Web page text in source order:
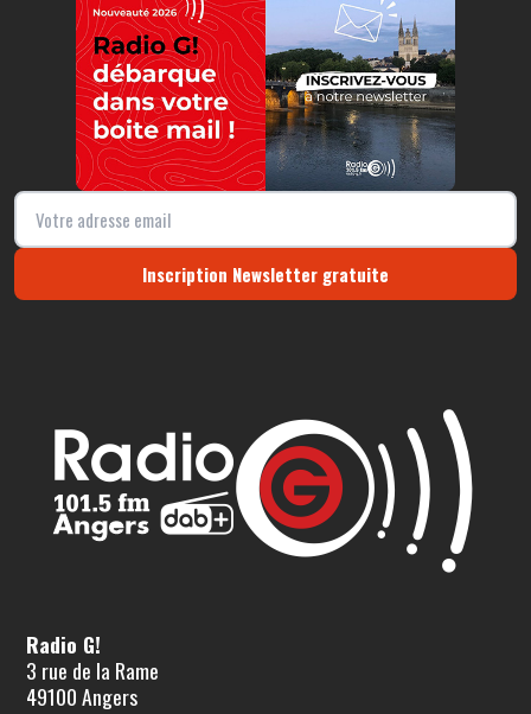
Inscription Newsletter gratuite
Radio G!
3 rue de la Rame
49100 Angers